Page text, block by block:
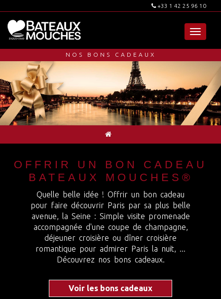
+33 1 42 25 96 10
Toggle
NOS BONS CADEAUX
OFFRIR UN BON CADEAU
BATEAUX MOUCHES®
Quelle belle idée ! Offrir un bon cadeau
pour faire découvrir Paris par sa plus belle
avenue, la Seine : Simple visite promenade
accompagnée d'une coupe de champagne,
déjeuner croisière ou dîner croisière
romantique pour admirer Paris la nuit, ...
Découvrez nos bons cadeaux.
Voir les bons cadeaux